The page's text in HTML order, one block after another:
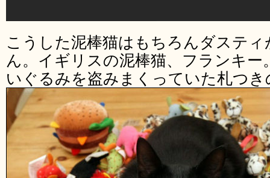
こうした泥棒猫はもちろんダステ
ん。イギリスの泥棒猫、フランキ
いぐるみを盗みまくっていた札つ